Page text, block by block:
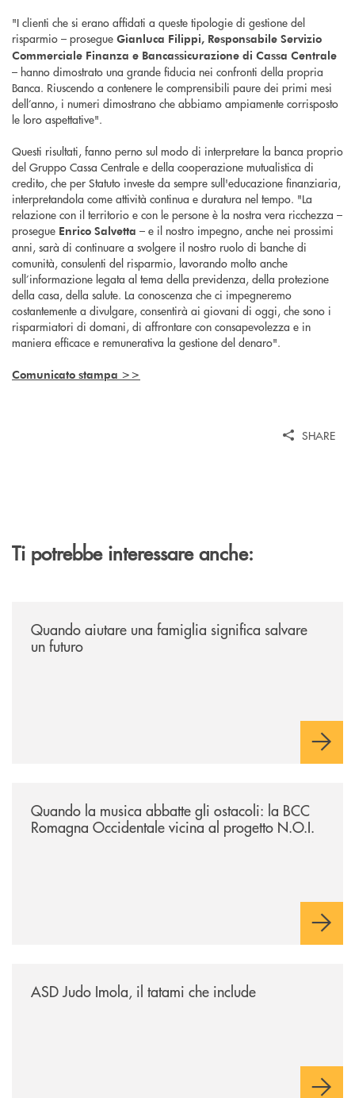
"I clienti che si erano affidati a queste tipologie di gestione del
risparmio – prosegue Gianluca Filippi, Responsabile Servizio
Commerciale Finanza e Bancassicurazione di Cassa Centrale
– hanno dimostrato una grande fiducia nei confronti della propria
Banca. Riuscendo a contenere le comprensibili paure dei primi mesi
dell’anno, i numeri dimostrano che abbiamo ampiamente corrisposto
le loro aspettative".
Questi risultati, fanno perno sul modo di interpretare la banca proprio
del Gruppo Cassa Centrale e della cooperazione mutualistica di
credito, che per Statuto investe da sempre sull'educazione finanziaria,
interpretandola come attività continua e duratura nel tempo. "La
relazione con il territorio e con le persone è la nostra vera ricchezza –
prosegue Enrico Salvetta – e il nostro impegno, anche nei prossimi
anni, sarà di continuare a svolgere il nostro ruolo di banche di
comunità, consulenti del risparmio, lavorando molto anche
sull’informazione legata al tema della previdenza, della protezione
della casa, della salute. La conoscenza che ci impegneremo
costantemente a divulgare, consentirà ai giovani di oggi, che sono i
risparmiatori di domani, di affrontare con consapevolezza e in
maniera efficace e remunerativa la gestione del denaro".
Comunicato stampa >>
SHARE
Ti potrebbe interessare anche:
Quando aiutare una famiglia significa salvare
un futuro
Quando la musica abbatte gli ostacoli: la BCC
Romagna Occidentale vicina al progetto N.O.I.
ASD Judo Imola, il tatami che include